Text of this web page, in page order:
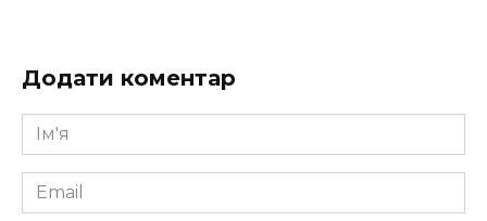
Додати коментар
Ім'я
*
Email
*